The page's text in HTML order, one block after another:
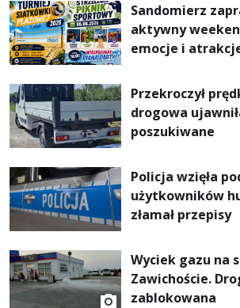
Sandomierz
aktywny
emocje i
Przekroczył
drogowa
poszukiwane
Policja wzięła
użytkowników
złamał przepisy
Wyciek gazu na
Zawichoście.
zablokowana